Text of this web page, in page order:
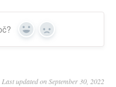
Yes No
Last updated on September 30, 2022